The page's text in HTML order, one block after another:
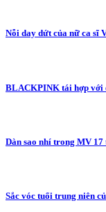
Nỗi day dứt của nữ ca sĩ
BLACKPINK tái hợp với
Dàn sao nhí trong MV 17
Sắc vóc tuổi trung niên